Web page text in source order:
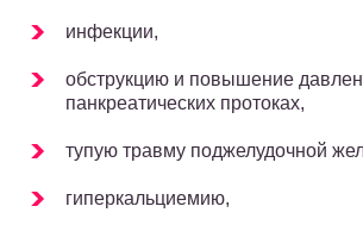
инфекции,
обструкцию и повышение
панкреатических протоках,
тупую травму поджелудочной
гиперкальциемию,